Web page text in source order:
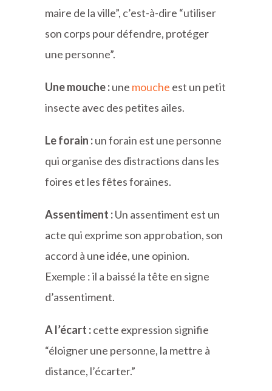
maire de la ville”, c’est-à-dire “utiliser
son corps pour défendre, protéger
une personne”.
Une mouche :une mouche est un petit
insecte avec des petites ailes.
Le forain :un forain est une personne
qui organise des distractions dans les
foires et les fêtes foraines.
Assentiment :Un assentiment est un
acte qui exprime son approbation, son
accord à une idée, une opinion.
Exemple : il a baissé la tête en signe
d’assentiment.
A l’écart :cette expression signifie
“éloigner une personne, la mettre à
distance, l’écarter.”